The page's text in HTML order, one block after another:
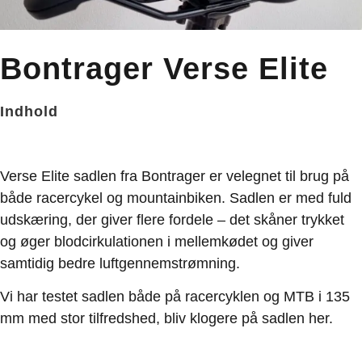
Bontrager Verse Elite
Indhold
Verse Elite sadlen fra Bontrager er velegnet til brug på
både racercykel og mountainbiken. Sadlen er med fuld
udskæring, der giver flere fordele – det skåner trykket
og øger blodcirkulationen i mellemkødet og giver
samtidig bedre luftgennemstrømning.
Vi har testet sadlen både på racercyklen og MTB i 135
mm med stor tilfredshed, bliv klogere på sadlen her.